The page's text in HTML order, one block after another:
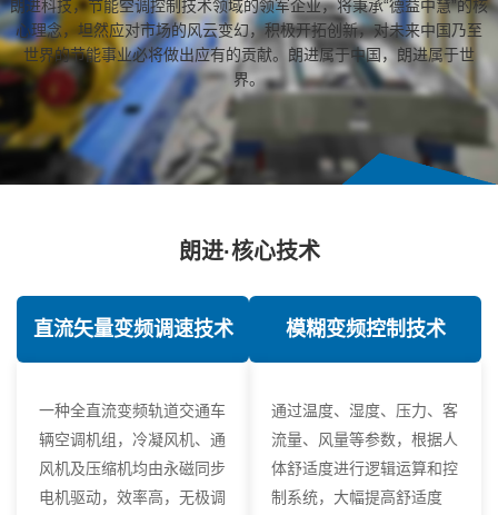
朗进科技，节能空调控制技术领域的领军企业，将秉承“德益中慧”的核
心理念，坦然应对市场的风云变幻，积极开拓创新，对未来中国乃至
世界的节能事业必将做出应有的贡献。朗进属于中国，朗进属于世
界。
朗进·核心技术
直流矢量变频调速技术
一种全直流变频轨道交通车
辆空调机组，冷凝风机、通
风机及压缩机均由永磁同步
电机驱动，效率高，无极调
模糊变频控制技术
通过温度、湿度、压力、客
流量、风量等参数，根据人
体舒适度进行逻辑运算和控
制系统，大幅提高舒适度